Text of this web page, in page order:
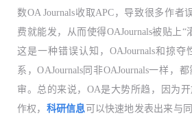
数OA Journals收取APC ，导致很多作者
费就能发，从而使得OAJournals被贴上“
这是一种错误认知，OAJournals和掠夺
系，OAJournals同非OAJournals一样，
审。总的来说，OA是大势所趋，因为
作权， 科研信息 可以快速地发表出来与